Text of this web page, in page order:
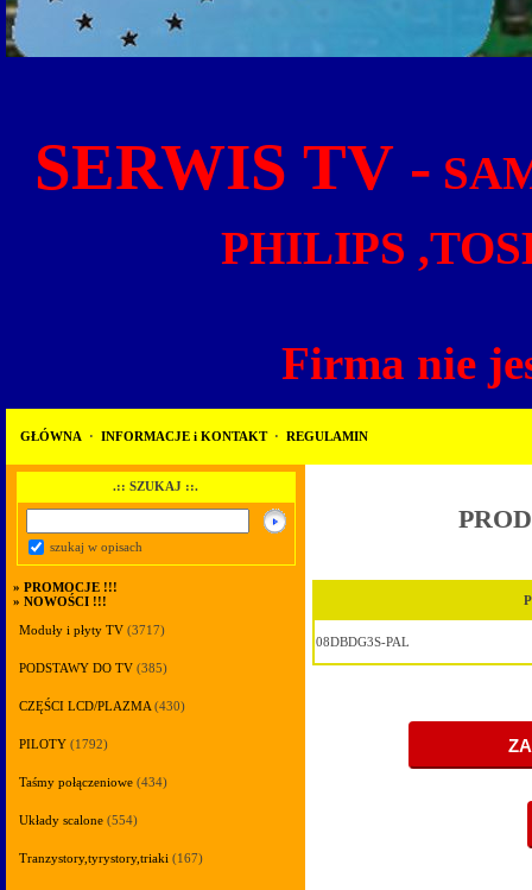
SERWIS TV -
PHILIPS
Firma nie
GŁÓWNA · INFORMACJE i KONTAKT · REGULAMIN
.:: SZUKAJ ::.
szukaj w opisach
» PROMOCJE !!!
» NOWOŚCI !!!
Moduły i płyty TV (3717)
PODSTAWY DO TV (385)
CZĘŚCI LCD/PLAZMA (430)
PILOTY (1792)
Taśmy połączeniowe (434)
Układy scalone (554)
Tranzystory,tyrystory,triaki (167)
08DBDG3S-PAL